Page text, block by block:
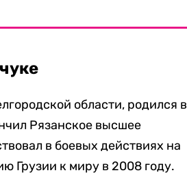
области, родился в
Рязанское высшее
в боевых действиях на
Грузии к миру в 2008 году.